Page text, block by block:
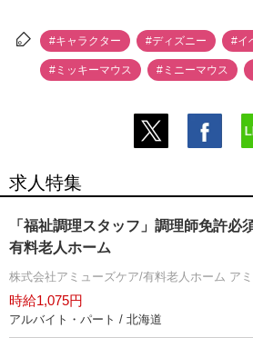
#キャラクター #ディズニー #イ
#ミッキーマウス #ミニーマウス
求人特集
「福祉調理スタッフ」調理師免許必
有料老人ホーム
株式会社アミューズケア/有料老人ホーム ア
時給1,075円
アルバイト・パート / 北海道